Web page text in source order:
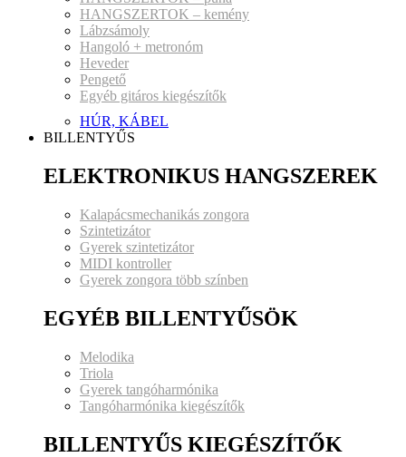
HANGSZERTOK – kemény
Lábzsámoly
Hangoló + metronóm
Heveder
Pengető
Egyéb gitáros kiegészítők
HÚR, KÁBEL
BILLENTYŰS
ELEKTRONIKUS HANGSZEREK
Kalapácsmechanikás zongora
Szintetizátor
Gyerek szintetizátor
MIDI kontroller
Gyerek zongora több színben
EGYÉB BILLENTYŰSÖK
Melodika
Triola
Gyerek tangóharmónika
Tangóharmónika kiegészítők
BILLENTYŰS KIEGÉSZÍTŐK